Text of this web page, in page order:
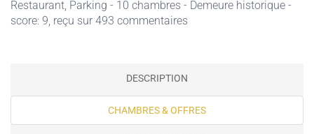
Restaurant, Parking - 10 chambres - Demeure historique -
score: 9, reçu sur 493 commentaires
DESCRIPTION
CHAMBRES & OFFRES